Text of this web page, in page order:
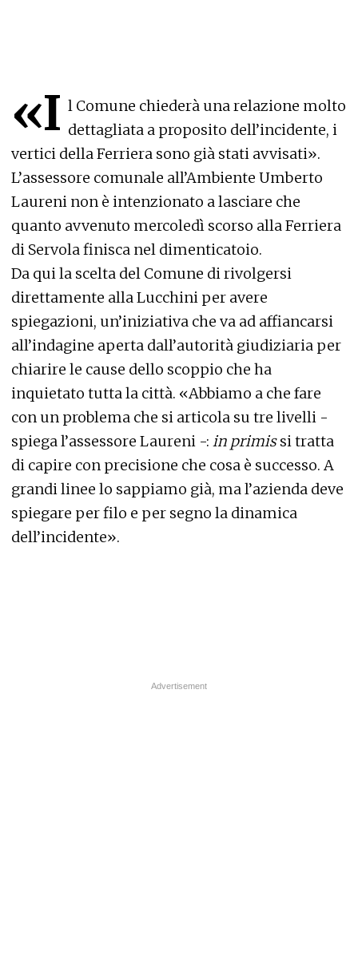
«I l Comune chiederà una relazione molto
dettagliata a proposito dell’incidente, i
vertici della Ferriera sono già stati avvisati».
L’assessore comunale all’Ambiente Umberto
Laureni non è intenzionato a lasciare che
quanto avvenuto mercoledì scorso alla Ferriera
di Servola finisca nel dimenticatoio.
Da qui la scelta del Comune di rivolgersi
direttamente alla Lucchini per avere
spiegazioni, un’iniziativa che va ad affiancarsi
all’indagine aperta dall’autorità giudiziaria per
chiarire le cause dello scoppio che ha
inquietato tutta la città. «Abbiamo a che fare
con un problema che si articola su tre livelli -
spiega l’assessore Laureni -: in primissi tratta
di capire con precisione che cosa è successo. A
grandi linee lo sappiamo già, ma l’azienda deve
spiegare per filo e per segno la dinamica
dell’incidente».